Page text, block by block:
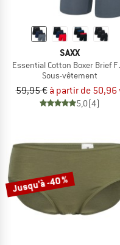
SAXX
Essential Cotton Boxer Brief
Sous-vêtement
59,95 € à partir de 50,96
5,0(4)
Jusqu'à -40 %